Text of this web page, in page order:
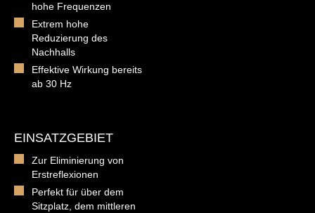
hohe Frequenzen
Extrem hohe
Reduzierung des
Nachhalls
Effektive Wirkung bereits
ab 30 Hz
EINSATZGEBIET
Zur Eliminierung von
Erstreflexionen
Perfekt für über dem
Sitzplatz, dem mittleren